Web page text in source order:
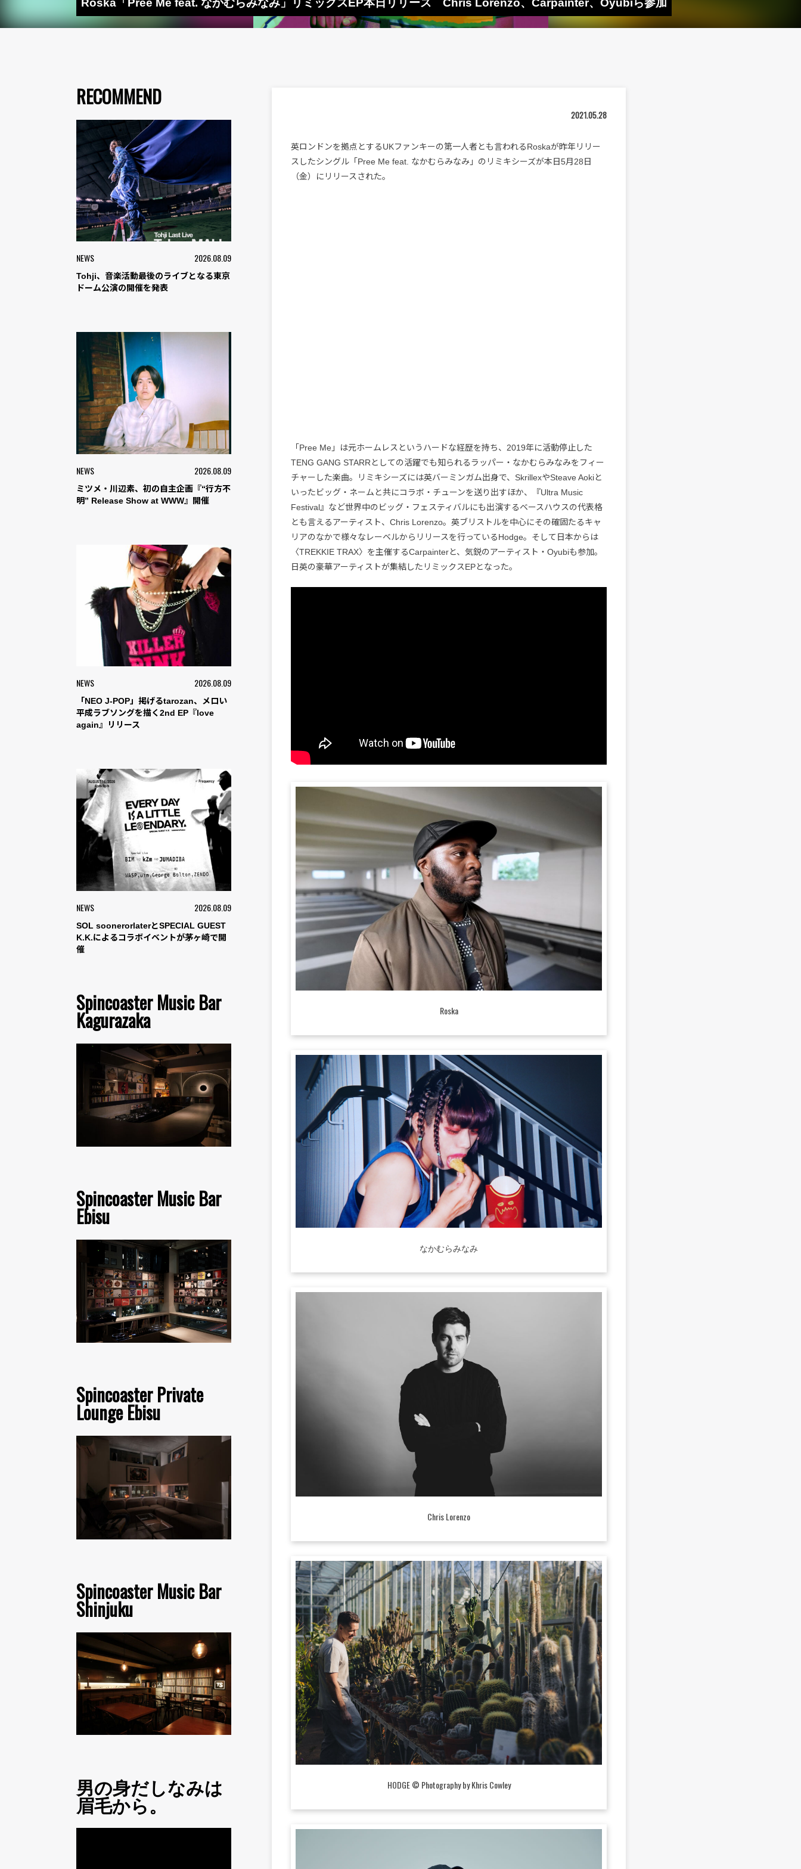
Roska「Pree Me feat. なかむらみなみ」リミックスEP本日リリース Chris Lorenzo、Carpainter、Oyubiら参加
RECOMMEND
NEWS 2026.08.09
Tohji、音楽活動最後のライブとなる東京
ドーム公演の開催を発表
NEWS 2026.08.09
ミツメ・川辺素、初の自主企画『“行方不
明” Release Show at WWW』開催
NEWS 2026.08.09
「NEO J-POP」掲げるtarozan、メロい
平成ラブソングを描く2nd EP『love
again』リリース
NEWS 2026.08.09
SOL soonerorlaterとSPECIAL GUEST
K.K.によるコラボイベントが茅ヶ崎で開
催
Spincoaster Music Bar
Kagurazaka
Spincoaster Music Bar
Ebisu
Spincoaster Private
Lounge Ebisu
Spincoaster Music Bar
Shinjuku
男の身だしなみは
眉毛から。
2021.05.28
英ロンドンを拠点とするUKファンキーの第一人者とも言われるRoskaが昨年リリー
スしたシングル「Pree Me feat. なかむらみなみ」のリミキシーズが本日5月28日
（金）にリリースされた。
「Pree Me」は元ホームレスというハードな経歴を持ち、2019年に活動停止した
TENG GANG STARRとしての活躍でも知られるラッパー・なかむらみなみをフィー
チャーした楽曲。リミキシーズには英バーミンガム出身で、SkrillexやSteave Aokiと
いったビッグ・ネームと共にコラボ・チューンを送り出すほか、『Ultra Music
Festival』など世界中のビッグ・フェスティバルにも出演するベースハウスの代表格
とも言えるアーティスト、Chris Lorenzo。英ブリストルを中心にその確固たるキャ
リアのなかで様々なレーベルからリリースを行っているHodge。そして日本からは
〈TREKKIE TRAX〉を主催するCarpainterと、気鋭のアーティスト・Oyubiも参加。
日英の豪華アーティストが集結したリミックスEPとなった。
Roska
なかむらみなみ
Chris Lorenzo
HODGE © Photography by Khris Cowley